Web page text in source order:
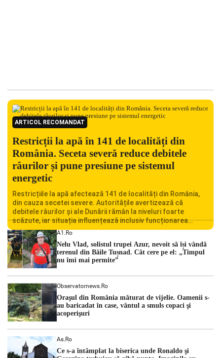
ARTICOL RECOMANDAT
Restricții la apă în 141 de localități din
România. Seceta severă reduce debitele
râurilor și pune presiune pe sistemul
energetic
Restricțiile la apă afectează 141 de localități din România,
din cauza secetei severe. Autoritățile avertizează că
debitele râurilor și ale Dunării rămân la niveluri foarte
scăzute, iar situația influențează inclusiv funcționarea
Centralei Nucleare de la Cernavodă. România se confruntă
cu una dintre cele mai dificile perioade din punct de vedere
hidrologic din ultimii ani. Lipsa […]
A1.ro
Nelu Vlad, solistul trupei Azur, nevoit să își vândă
terenul din Băile Tușnad. Cât cere pe el: „Timpul
nu îmi mai permite”
Observatornews.ro
Oraşul din România măturat de vijelie. Oamenii s-
au baricadat în case, vântul a smuls copaci şi
acoperişuri
As.ro
Ce s-a întâmplat la biserica unde Ronaldo şi